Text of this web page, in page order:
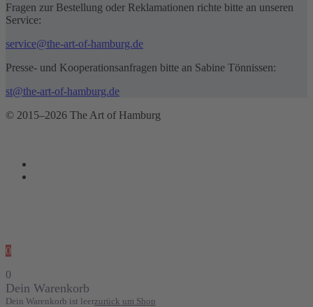
Fragen zur Bestellung oder Reklamationen richte bitte an unseren
Service:
service@the-art-of-hamburg.de
Presse- und Kooperationsanfragen bitte an Sabine Tönnissen:
st@the-art-of-hamburg.de
© 2015–2026 The Art of Hamburg
0
0
Dein Warenkorb
Dein Warenkorb ist leerzurück um Shop